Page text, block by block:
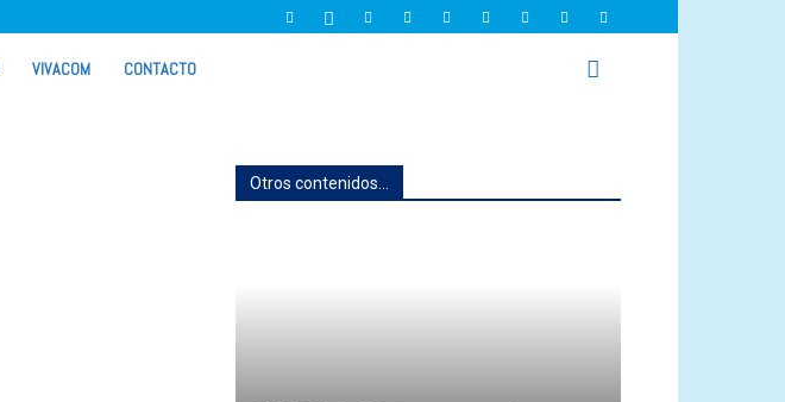
VIVACOM CONTACTO
Otros contenidos...